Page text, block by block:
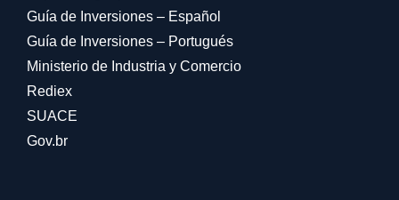
Guía de Inversiones – Español
Guía de Inversiones – Portugués
Ministerio de Industria y Comercio
Rediex
SUACE
Gov.br